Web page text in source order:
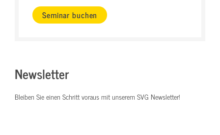
Seminar buchen
Newsletter
Bleiben Sie einen Schritt voraus mit unserem SVG Newsletter!